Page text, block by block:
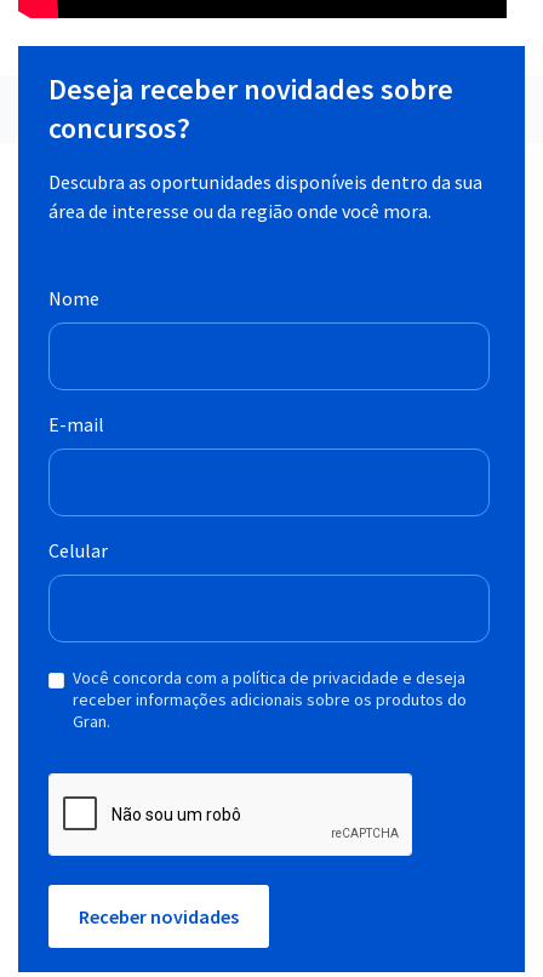
Deseja receber novidades sobre
concursos?
Descubra as oportunidades disponíveis dentro da sua
área de interesse ou da região onde você mora.
Nome
E-mail
Celular
Você concorda com a política de privacidade e deseja
receber informações adicionais sobre os produtos do
Gran.
Receber novidades